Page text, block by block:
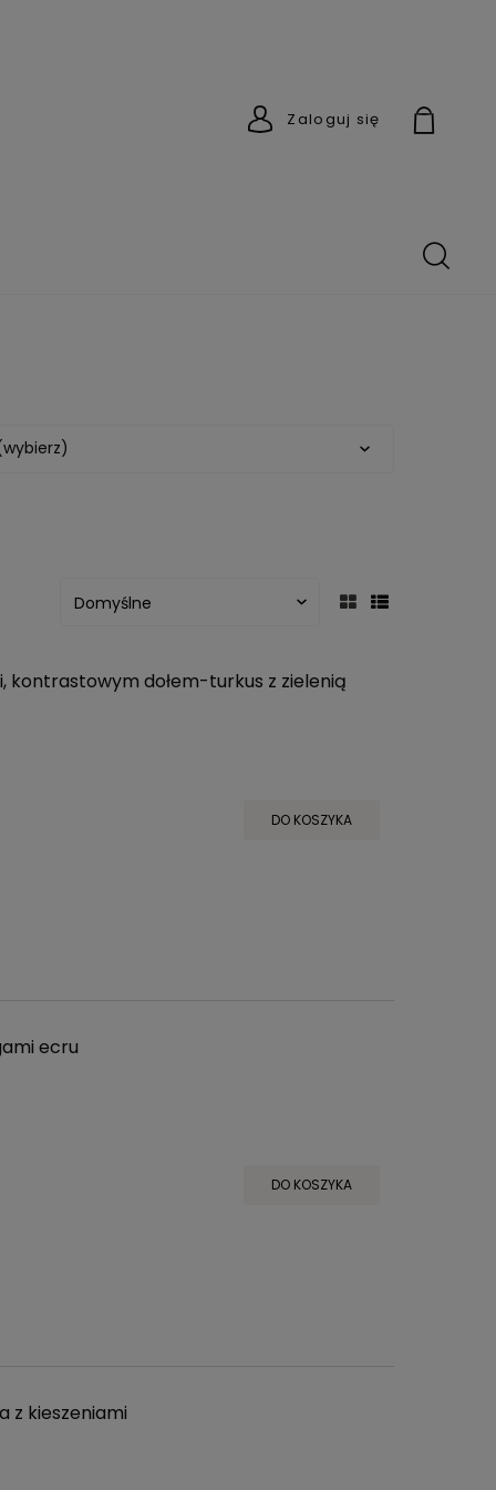
Zaloguj się
kontrastowym dołem-turkus z zielenią
DO KOSZYKA
ecru
DO KOSZYKA
z kieszeniami